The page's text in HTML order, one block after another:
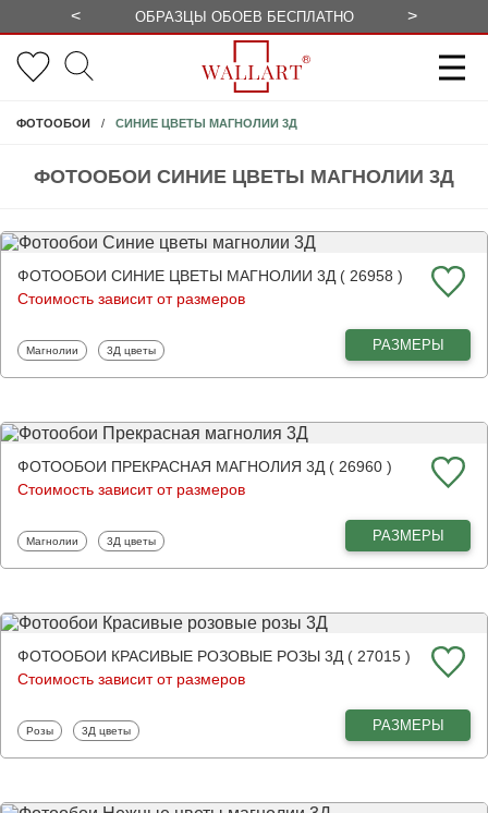
< ОБРАЗЦЫ ОБОЕВ БЕСПЛАТНО >
ФОТООБОИ СИНИЕ ЦВЕТЫ МАГНОЛИИ 3Д
ФОТООБОИ СИНИЕ ЦВЕТЫ МАГНОЛИИ 3Д
ФОТООБОИ СИНИЕ ЦВЕТЫ МАГНОЛИИ 3Д ( 26958 )
Стоимость зависит от размеров
Фотообои
Магнолии Фотообои
3Д цветы РАЗМЕРЫ
ФОТООБОИ ПРЕКРАСНАЯ МАГНОЛИЯ 3Д ( 26960 )
Стоимость зависит от размеров
Фотообои
Магнолии Фотообои
3Д цветы РАЗМЕРЫ
ФОТООБОИ КРАСИВЫЕ РОЗОВЫЕ РОЗЫ 3Д ( 27015 )
Стоимость зависит от размеров
Фотообои
Розы Фотообои
3Д цветы РАЗМЕРЫ